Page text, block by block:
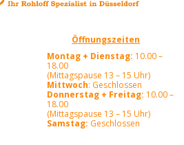
Öffnungszeiten
Montag + Dienstag: 10.00 –
18.00
(Mittagspause 13 – 15 Uhr)
Mittwoch: Geschlossen
Donnerstag + Freitag: 10.00 –
18.00
(Mittagspause 13 – 15 Uhr)
Samstag: Geschlossen